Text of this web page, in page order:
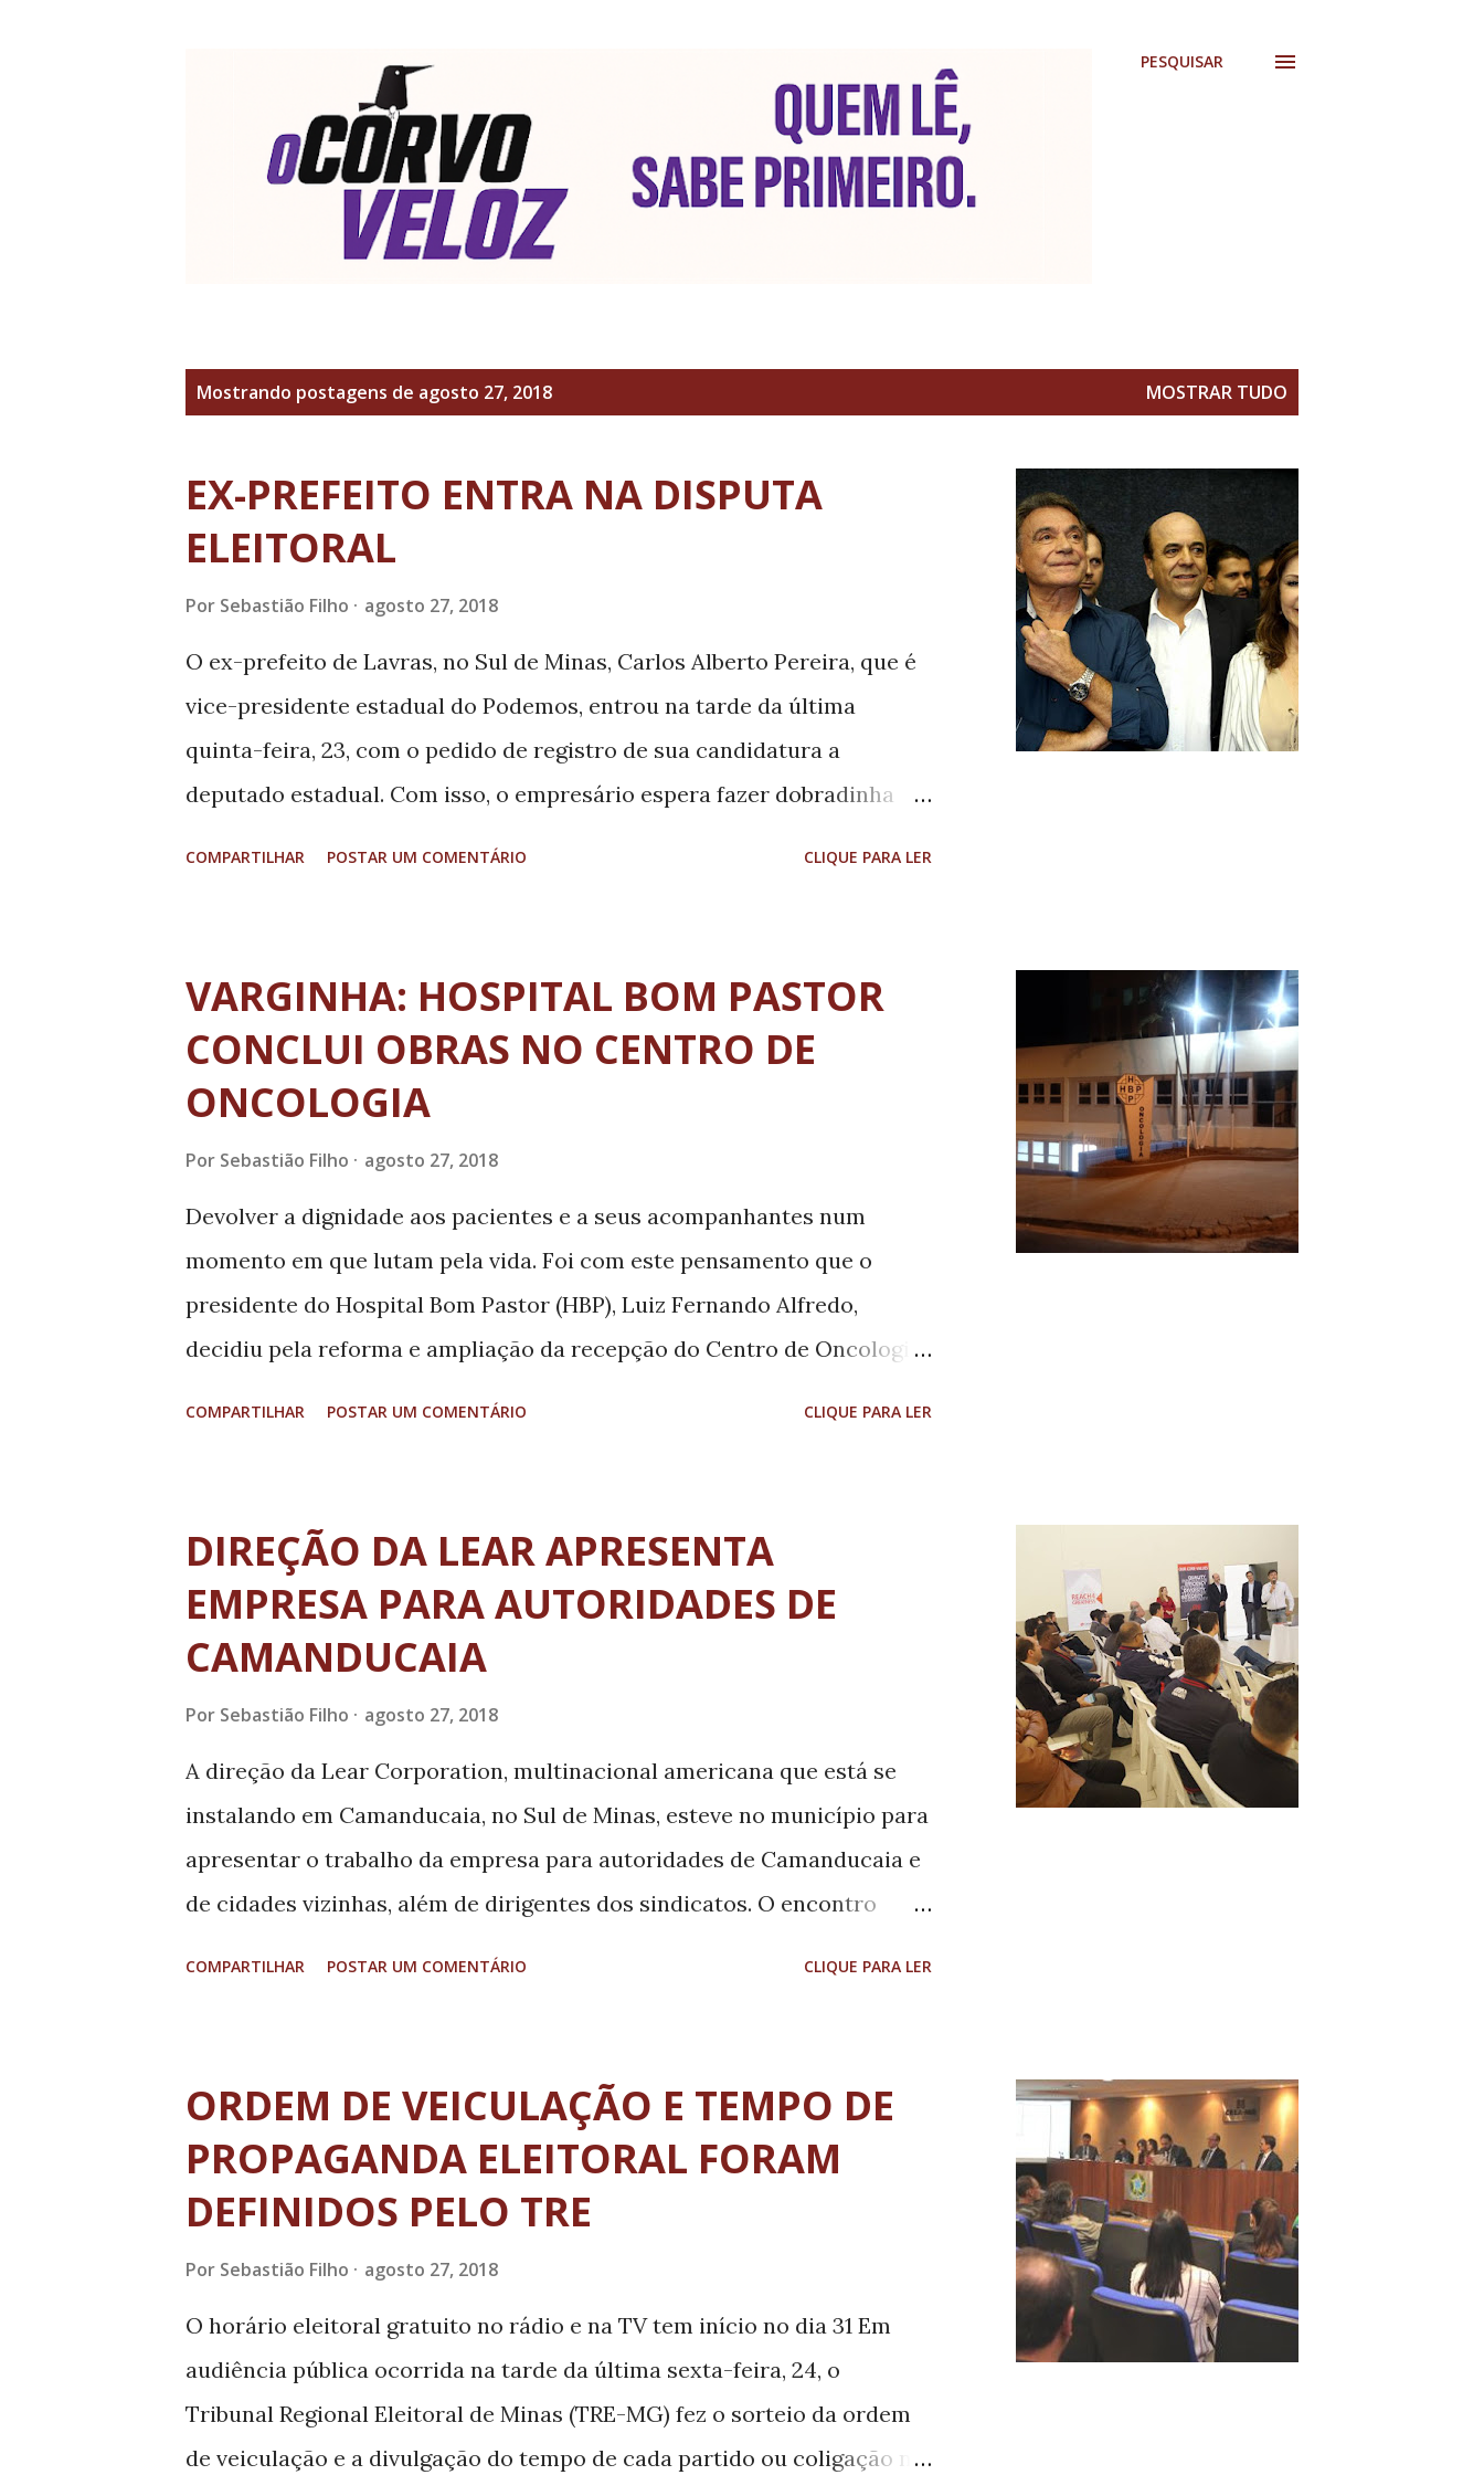
PESQUISAR
Mostrando postagens de agosto 27, 2018 MOSTRAR TUDO
EX-PREFEITO ENTRA NA DISPUTA
ELEITORAL
Por Sebastião Filho agosto 27, 2018
O ex-prefeito de Lavras, no Sul de Minas, Carlos Alberto Pereira, que é
vice-presidente estadual do Podemos, entrou na tarde da última
quinta-feira, 23, com o pedido de registro de sua candidatura a
deputado estadual. Com isso, o empresário espera fazer dobradinha
COMPARTILHAR POSTAR UM COMENTÁRIO CLIQUE PARA LER
VARGINHA: HOSPITAL BOM PASTOR
CONCLUI OBRAS NO CENTRO DE
ONCOLOGIA
Por Sebastião Filho agosto 27, 2018
Devolver a dignidade aos pacientes e a seus acompanhantes num
momento em que lutam pela vida. Foi com este pensamento que o
presidente do Hospital Bom Pastor (HBP), Luiz Fernando Alfredo,
decidiu pela reforma e ampliação da recepção do Centro de Oncologia
necessários para a concretização de um sonho, e hoje podemos
comemorar mais esta conquista para a Oncologia”, Luiz Fernando. O
projeto também incluiu a ampliação e reforma do laboratório e
consultórios, com a adequação dos setores em 100% das normas da
Agência Nacional de Vigilância Sanitária (Anvisa), segundo informações
Ela explica que a ampliação da recepção e consultórios já foi
concluída, faltando agora a parte de revestimento no laboratório e
ambulatór...
COMPARTILHAR POSTAR UM COMENTÁRIO CLIQUE PARA LER
DIREÇÃO DA LEAR APRESENTA
EMPRESA PARA AUTORIDADES DE
CAMANDUCAIA
Por Sebastião Filho agosto 27, 2018
A direção da Lear Corporation, multinacional americana que está se
instalando em Camanducaia, no Sul de Minas, esteve no município para
apresentar o trabalho da empresa para autoridades de Camanducaia e
de cidades vizinhas, além de dirigentes dos sindicatos. O encontro
trabalho desenvolvido pela Lear em todos os outros países. A empresa
deve iniciar as operações no município com 300 funcionários e pode
chegar a 600 profissionais até o final de 2018. “A Lear representa um
projeto que mudará a história de Camanducaia. É uma empresa
multinacional, entre as maiores do mundo, com responsabilidade
da Lear irá aumentar a geração de empregos, a distribuição de renda,
contribuindo ainda mais para o desenvol...
COMPARTILHAR POSTAR UM COMENTÁRIO CLIQUE PARA LER
ORDEM DE VEICULAÇÃO E TEMPO DE
PROPAGANDA ELEITORAL FORAM
DEFINIDOS PELO TRE
Por Sebastião Filho agosto 27, 2018
O horário eleitoral gratuito no rádio e na TV tem início no dia 31 Em
audiência pública ocorrida na tarde da última sexta-feira, 24, o
Tribunal Regional Eleitoral de Minas (TRE-MG) fez o sorteio da ordem
de veiculação e a divulgação do tempo de cada partido ou coligação na